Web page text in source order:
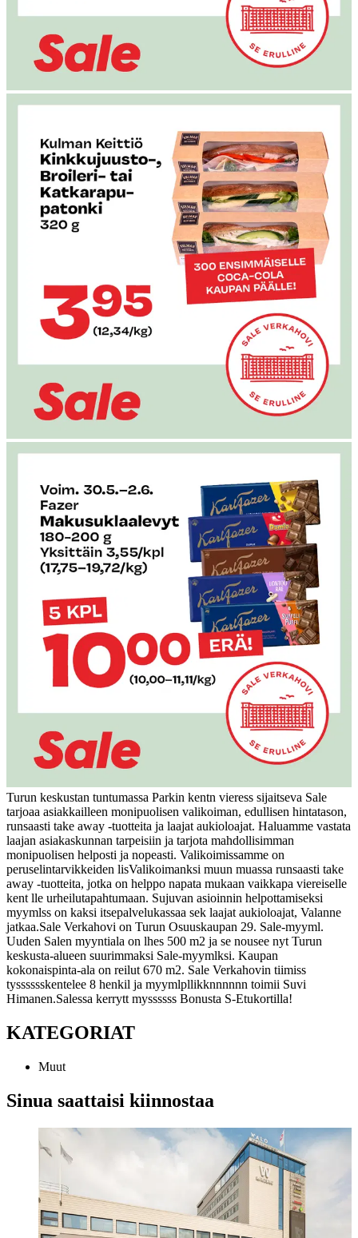
Turun keskustan tuntumassa Parkin kentn vieress sijaitseva Sale
tarjoaa asiakkailleen monipuolisen valikoiman, edullisen hintatason,
runsaasti take away -tuotteita ja laajat aukioloajat. Haluamme vastata
laajan asiakaskunnan tarpeisiin ja tarjota mahdollisimman
monipuolisen helposti ja nopeasti. Valikoimissamme on
peruselintarvikkeiden lisValikoimanksi muun muassa runsaasti take
away -tuotteita, jotka on helppo napata mukaan vaikkapa viereiselle
kent lle urheilutapahtumaan. Sujuvan asioinnin helpottamiseksi
myymlss on kaksi itsepalvelukassaa sek laajat aukioloajat, Valanne
jatkaa.Sale Verkahovi on Turun Osuuskaupan 29. Sale-myyml.
Uuden Salen myyntiala on lhes 500 m2 ja se nousee nyt Turun
keskusta-alueen suurimmaksi Sale-myymlksi. Kaupan
kokonaispinta-ala on reilut 670 m2. Sale Verkahovin tiimiss
tysssssskentelee 8 henkil ja myymlpllikknnnnnn toimii Suvi
Himanen.Salessa kerrytt myssssss Bonusta S-Etukortilla!
KATEGORIAT
Muut
Sinua saattaisi kiinnostaa